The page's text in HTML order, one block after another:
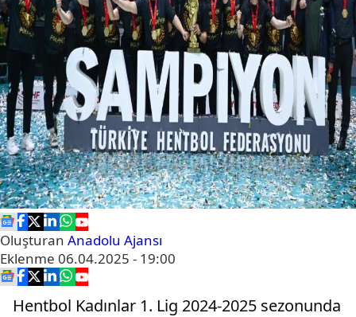
Oluşturan Anadolu Ajansı
Eklenme 06.04.2025 - 19:00
Hentbol Kadınlar 1. Lig 2024-2025 sezonunda